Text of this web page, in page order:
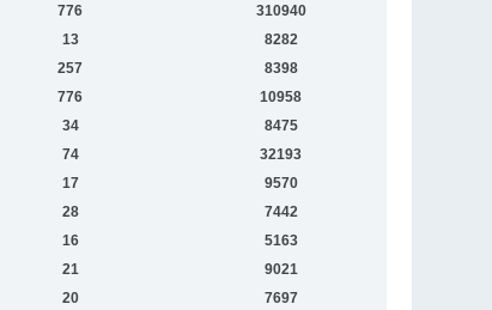
776
310940
13
8282
257
8398
776
10958
34
8475
74
32193
17
9570
28
7442
16
5163
21
9021
20
7697